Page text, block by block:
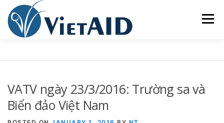
content
Menu
TRUNG TÂM CỘNG ĐỒNG SINH HOẠT
VATV ngày 23/3/2016: Trường sa và
Biển đảo Việt Nam